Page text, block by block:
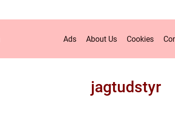
Ads About Us Cookies
jagtudstyr